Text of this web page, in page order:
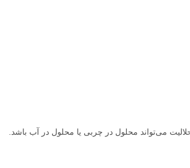
می‌تواند محلول در چربی یا محلول در آب باشد.